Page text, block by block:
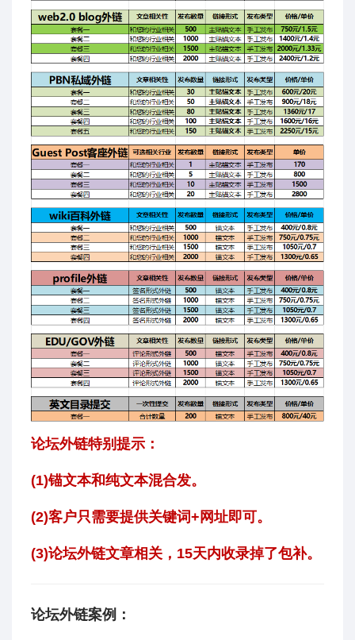
论坛外链特别提示：
(1)锚文本和纯文本混合发。
(2)客户只需要提供关键词+网址即可。
(3)论坛外链文章相关，15天内收录掉了包补。
论坛外链案例：